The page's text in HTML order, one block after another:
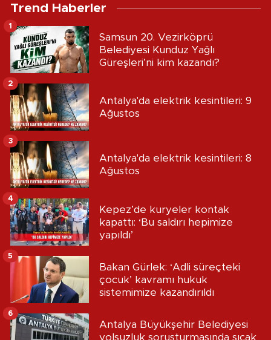
Trend Haberler
Samsun 20. Vezirköprü
Belediyesi Kunduz Yağlı
Güreşleri’ni kim kazandı?
1
Antalya'da elektrik kesintileri: 9
Ağustos
2
Antalya'da elektrik kesintileri: 8
Ağustos
3
Kepez’de kuryeler kontak
kapattı: ‘Bu saldırı hepimize
yapıldı’
4
Bakan Gürlek: ‘Adli süreçteki
çocuk’ kavramı hukuk
sistemimize kazandırıldı
5
Antalya Büyükşehir Belediyesi
yolsuzluk soruşturmasında sıcak
6